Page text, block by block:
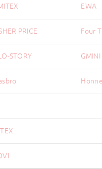
EWA
PRICE Four
STORY GMINI